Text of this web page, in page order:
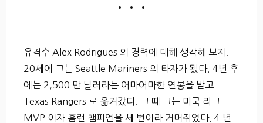
• • •
유격수 Alex Rodrigues 의 경력에 대해 생각해 보자.
20세에 그는 Seattle Mariners 의 타자가 됐다. 4년 후
에는 2,500 만 달러라는 어마어마한 연봉을 받고
Texas Rangers 로 옮겨갔다. 그 때 그는 미국 리그
MVP 이자 홈런 챔피언을 세 번이라 거머쥐었다. 4 년